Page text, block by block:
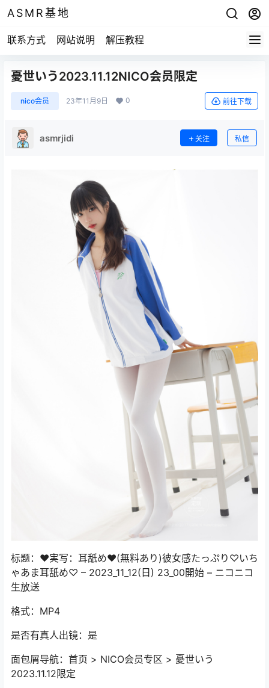
ASMR基地
联系方式 网站说明 解压教程
憂世いう2023.11.12NICO会员限定
nico会员 23年11月9日 0 前往下载
asmrjidi 关注 私信
标题：♥実写：耳舐め♥(無料あり)彼女感たっぷり♡いち
ゃあま耳舐め♡ – 2023_11_12(日) 23_00開始 – ニコニコ
生放送
格式：MP4
是否有真人出镜：是
面包屑导航：首页 > NICO会员专区 > 憂世いう
2023.11.12限定